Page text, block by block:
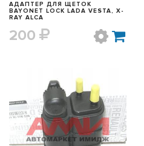
АДАПТЕР ДЛЯ ЩЕТОК
BAYONET LOCK LADA VESTA, X-
RAY ALCA
200
БЫСТРЫЙ ПРОСМОТР